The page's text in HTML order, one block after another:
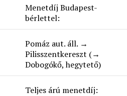
Menetdíj Budapest-
bérlettel:
Pomáz aut. áll. →
Pilisszentkereszt (→
Dobogókő, hegytető)
Teljes árú menetdíj: